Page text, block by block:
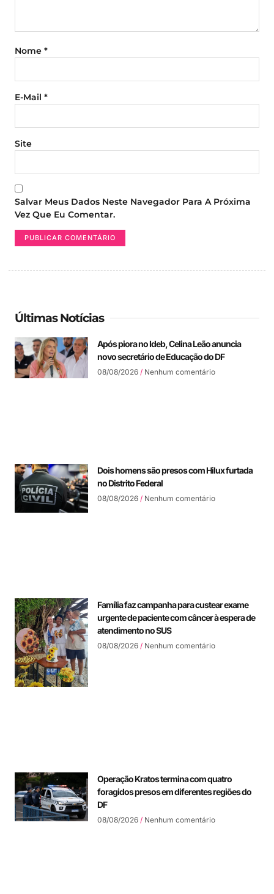
Nome *
E-Mail *
Site
Salvar Meus Dados Neste Navegador Para A Próxima
Vez Que Eu Comentar.
Últimas Notícias
Após piora no Ideb, Celina Leão anuncia
novo secretário de Educação do DF
08/08/2026 Nenhum comentário
Dois homens são presos com Hilux furtada
no Distrito Federal
08/08/2026 Nenhum comentário
Família faz campanha para custear exame
urgente de paciente com câncer à espera de
atendimento no SUS
08/08/2026 Nenhum comentário
Operação Kratos termina com quatro
foragidos presos em diferentes regiões do
DF
08/08/2026 Nenhum comentário